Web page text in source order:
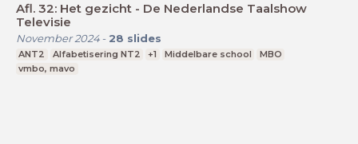
Afl. 32: Het gezicht - De Nederlandse Taalshow
Televisie
November 2024- 28 slides
ANT2 Alfabetisering NT2 +1 Middelbare school
MBO
vmbo, mavo